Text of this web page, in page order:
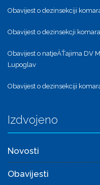
Obavijest o dezinsekciji
Obavijest o dezinsekcji
Obavijest o natjeÄŤajima DV
Lupoglav
Obavijest o dezinsekciji
Izdvojeno
Novosti
Obavijesti